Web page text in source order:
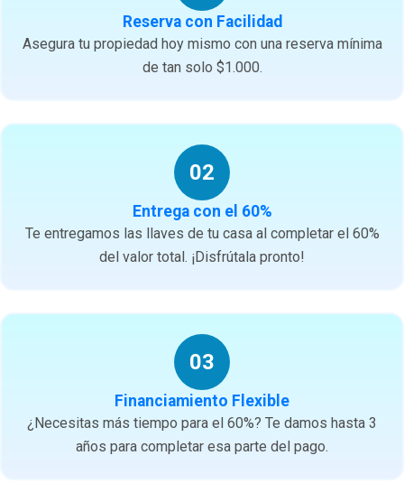
Reserva con Facilidad
Asegura tu propiedad hoy mismo con una reserva mínima
de tan solo $1.000.
02
Entrega con el 60%
Te entregamos las llaves de tu casa al completar el 60%
del valor total. ¡Disfrútala pronto!
03
Financiamiento Flexible
¿Necesitas más tiempo para el 60%? Te damos hasta 3
años para completar esa parte del pago.